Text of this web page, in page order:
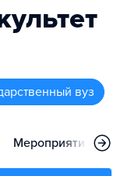
вуз
Мероприятия